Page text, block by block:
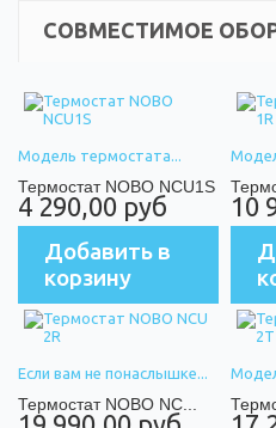
СОВМЕСТИМОЕ
Модель термостата...
Термостат NOBO NCU1S
4 290,00 руб
Добавить в
корзину
10
Если вам не понаслышке...
Термостат NOBO NC...